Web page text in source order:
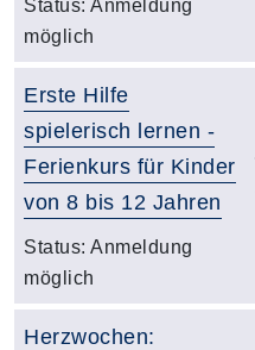
Status: Anmeldung
möglich
Erste Hilfe
spielerisch lernen -
Ferienkurs für Kinder
von 8 bis 12 Jahren
Status: Anmeldung
möglich
Herzwochen: